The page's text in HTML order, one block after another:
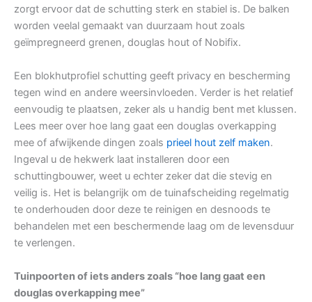
zorgt ervoor dat de schutting sterk en stabiel is. De balken
worden veelal gemaakt van duurzaam hout zoals
geïmpregneerd grenen, douglas hout of Nobifix.
Een blokhutprofiel schutting geeft privacy en bescherming
tegen wind en andere weersinvloeden. Verder is het relatief
eenvoudig te plaatsen, zeker als u handig bent met klussen.
Lees meer over hoe lang gaat een douglas overkapping
mee of afwijkende dingen zoals prieel hout zelf maken.
Ingeval u de hekwerk laat installeren door een
schuttingbouwer, weet u echter zeker dat die stevig en
veilig is. Het is belangrijk om de tuinafscheiding regelmatig
te onderhouden door deze te reinigen en desnoods te
behandelen met een beschermende laag om de levensduur
te verlengen.
Tuinpoorten of iets anders zoals “hoe lang gaat een
douglas overkapping mee”